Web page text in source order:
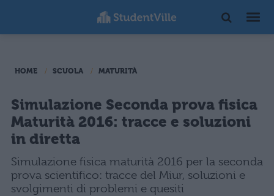
HOME SCUOLA MATURITÀ
Simulazione Seconda prova fisica
Maturità 2016: tracce e soluzioni
in diretta
Simulazione fisica maturità 2016 per la seconda
prova scientifico: tracce del Miur, soluzioni e
svolgimenti di problemi e quesiti